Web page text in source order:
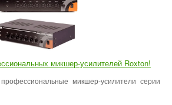
микшер-усилителей Roxton!
микшер-усилители серии